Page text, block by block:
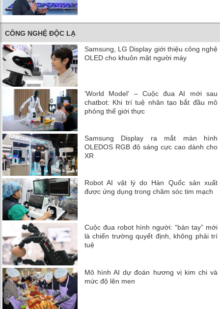
CÔNG NGHỆ ĐỘC LẠ
Samsung, LG Display giới thiệu công nghệ
OLED cho khuôn mặt người máy
'World Model' – Cuộc đua AI mới sau
chatbot: Khi trí tuệ nhân tạo bắt đầu mô
phỏng thế giới thực
Samsung Display ra mắt màn hình
OLEDOS RGB độ sáng cực cao dành cho
XR
Robot AI vật lý do Hàn Quốc sản xuất
được ứng dụng trong chăm sóc tim mạch
Cuộc đua robot hình người: “bàn tay” mới
là chiến trường quyết định, không phải trí
tuệ
Mô hình AI dự đoán hương vị kim chi và
mức độ lên men